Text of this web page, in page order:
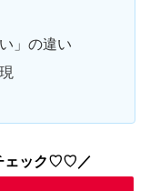
」の違い
ェック♡♡／